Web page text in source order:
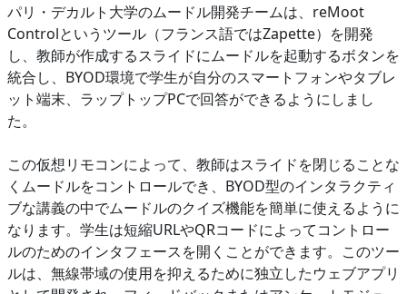
パリ・デカルト大学のムードル開発チームは、reMoot
Controlというツール（フランス語ではZapette）を開発
し、教師が作成するスライドにムードルを起動するボタンを
統合し、BYOD環境で学生が自分のスマートフォンやタブレ
ット端末、ラップトップPCで回答ができるようにしまし
た。
この仮想リモコンによって、教師はスライドを閉じることな
くムードルをコントロールでき、BYOD型のインタラクティ
ブな講義の中でムードルのクイズ機能を簡単に使えるように
なります。学生は短縮URLやQRコードによってコントロー
ルのためのインタフェースを開くことができます。このツー
ルは、無線帯域の使用を抑えるために独立したウェブアプリ